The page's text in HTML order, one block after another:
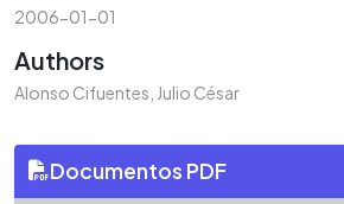
2006-01-01
Authors
Alonso Cifuentes, Julio César
Documentos PDF